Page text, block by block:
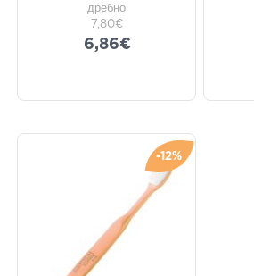
дребно
7,80€
6,86€
-12%